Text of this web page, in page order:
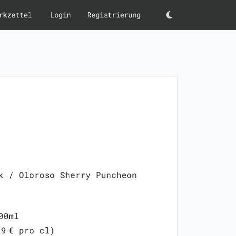
Login Registrierung Darkmode
/ Oloroso Sherry Puncheon
€ pro cl)